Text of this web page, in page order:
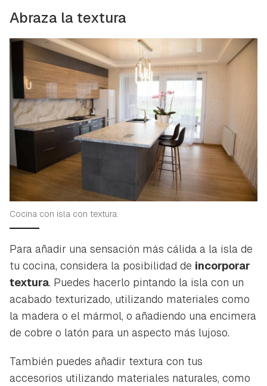
Abraza la textura
Cocina con isla con textura.
Para añadir una sensación más cálida a la isla de
tu cocina, considera la posibilidad de incorporar
textura. Puedes hacerlo pintando la isla con un
acabado texturizado, utilizando materiales como
la madera o el mármol, o añadiendo una encimera
de cobre o latón para un aspecto más lujoso.
También puedes añadir textura con tus
accesorios utilizando materiales naturales, como